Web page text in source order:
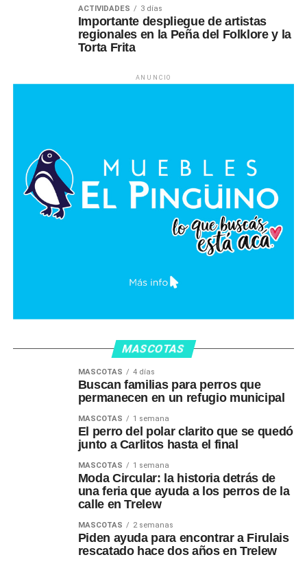
ACTIVIDADES 3 días
Importante despliegue de artistas
regionales en la Peña del Folklore y la
Torta Frita
ANUNCIO
MASCOTAS
MASCOTAS 4 días
Buscan familias para perros que
permanecen en un refugio municipal
MASCOTAS 1 semana
El perro del polar clarito que se quedó
junto a Carlitos hasta el final
MASCOTAS 1 semana
Moda Circular: la historia detrás de
una feria que ayuda a los perros de la
calle en Trelew
MASCOTAS 2 semanas
Piden ayuda para encontrar a Firulais
rescatado hace dos años en Trelew